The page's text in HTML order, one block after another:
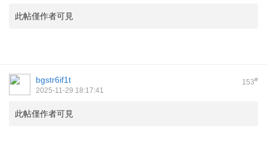
此帖僅作者可見
153#
bgstr6if1t
2025-11-29 18:17:41
此帖僅作者可見